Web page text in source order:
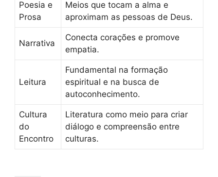
Poesia e
Prosa
Meios que tocam a alma e
aproximam as pessoas de Deus.
Narrativa
Conecta corações e promove
empatia.
Leitura
Fundamental na formação
espiritual e na busca de
autoconhecimento.
Cultura
do
Encontro
Literatura como meio para criar
diálogo e compreensão entre
culturas.